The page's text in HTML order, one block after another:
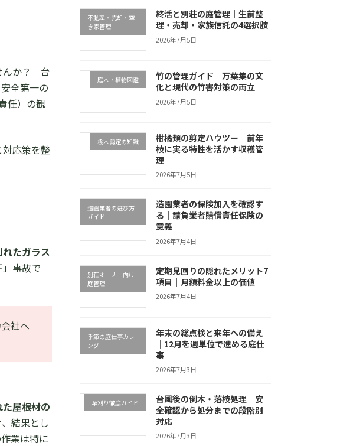
んか？ 台
全第一の
任）の観
応策を整
たガラス
事故で
社へ
屋根材の
結果とし
業は特に
不動産・売却・空
き家管理
終活と別荘の庭管理｜生前整
理・売却・家族信託の4選択肢
2026年7月5日
庭木・植物図鑑
竹の管理ガイド｜万葉集の文
化と現代の竹害対策の両立
2026年7月5日
樹木剪定の知識
柑橘類の剪定ハウツー｜前年
枝に実る特性を活かす収穫管
理
2026年7月5日
造園業者の選び方
ガイド
造園業者の保険加入を確認す
る｜請負業者賠償責任保険の
意義
2026年7月4日
別荘オーナー向け
庭管理
定期見回りの隠れたメリット7
項目｜月額料金以上の価値
2026年7月4日
季節の庭仕事カレ
ンダー
年末の総点検と来年への備え
｜12月を週単位で進める庭仕
事
2026年7月3日
草刈り徹底ガイド
台風後の倒木・落枝処理｜安
全確認から処分までの段階別
対応
2026年7月3日